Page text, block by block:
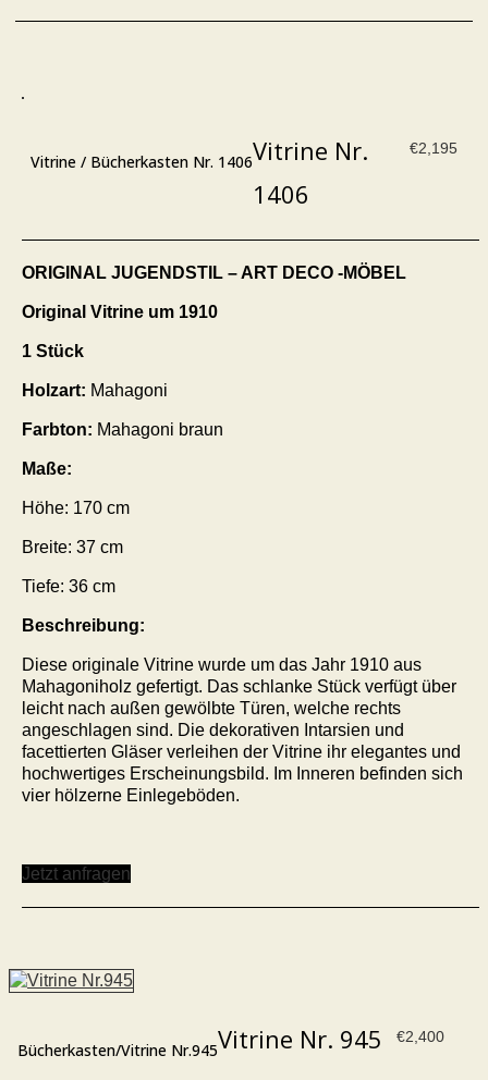
Vitrine / Bücherkasten Nr. 1406
€2,195
Vitrine Nr.
1406
ORIGINAL JUGENDSTIL – ART DECO -MÖBEL
Original Vitrine um 1910
1 Stück
Holzart: Mahagoni
Farbton: Mahagoni braun
Maße:
Höhe: 170 cm
Breite: 37 cm
Tiefe: 36 cm
Beschreibung:
Diese originale Vitrine wurde um das Jahr 1910 aus
Mahagoniholz gefertigt. Das schlanke Stück verfügt über
leicht nach außen gewölbte Türen, welche rechts
angeschlagen sind. Die dekorativen Intarsien und
facettierten Gläser verleihen der Vitrine ihr elegantes und
hochwertiges Erscheinungsbild. Im Inneren befinden sich
vier hölzerne Einlegeböden.
Jetzt anfragen
Bücherkasten/Vitrine Nr.945
€2,400
Vitrine Nr. 945